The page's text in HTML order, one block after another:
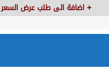
اضافة الى طلب عرض السعر